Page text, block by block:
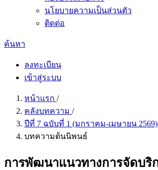
นโยบายความเป็นส่วนตัว
ติดต่อ
ค้นหา
ลงทะเบียน
เข้าสู่ระบบ
หน้าแรก /
คลังบทความ /
ปีที่ 7 ฉบับที่ 1 (มกราคม-เมษายน 2569)
บทความต้นนิพนธ์
การพัฒนาแนวทางการจัดบริ